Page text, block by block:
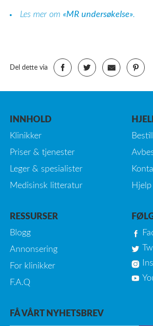
Les mer om «MR undersøkelse».
Del dette via
INNHOLD
Klinikker
Priser & tjenester
Leger & spesialister
Medisinsk litteratur
Hjelp
RESSURSER
Blogg
Annonsering
For klinikker
F.A.Q
FÅ VÅRT NYHETSBREV